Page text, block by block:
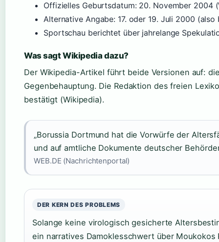
Offizielles Geburtsdatum: 20. November 2004
Alternative Angabe: 17. oder 19. Juli 2000
Sportschau berichtet über jahrelange
Was sagt Wikipedia dazu?
Der Wikipedia-Artikel führt beide Versionen auf:
Gegenbehauptung. Die Redaktion des freien
bestätigt (Wikipedia).
„Borussia Dortmund hat die Vorwürfe der
und auf amtliche Dokumente deutscher
WEB.DE (Nachrichtenportal)
DER KERN DES PROBLEMS
Solange keine virologisch gesicherte
ein narratives Damoklesschwert über